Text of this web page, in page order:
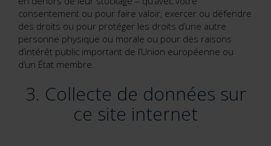
consentement ou pour faire valoir, exercer ou défendre
des droits ou pour protéger les droits d’une autre
personne physique ou morale ou pour des raisons
d’intérêt public important de l’Union européenne ou
d’un État membre.
3. Collecte de données sur
ce site internet